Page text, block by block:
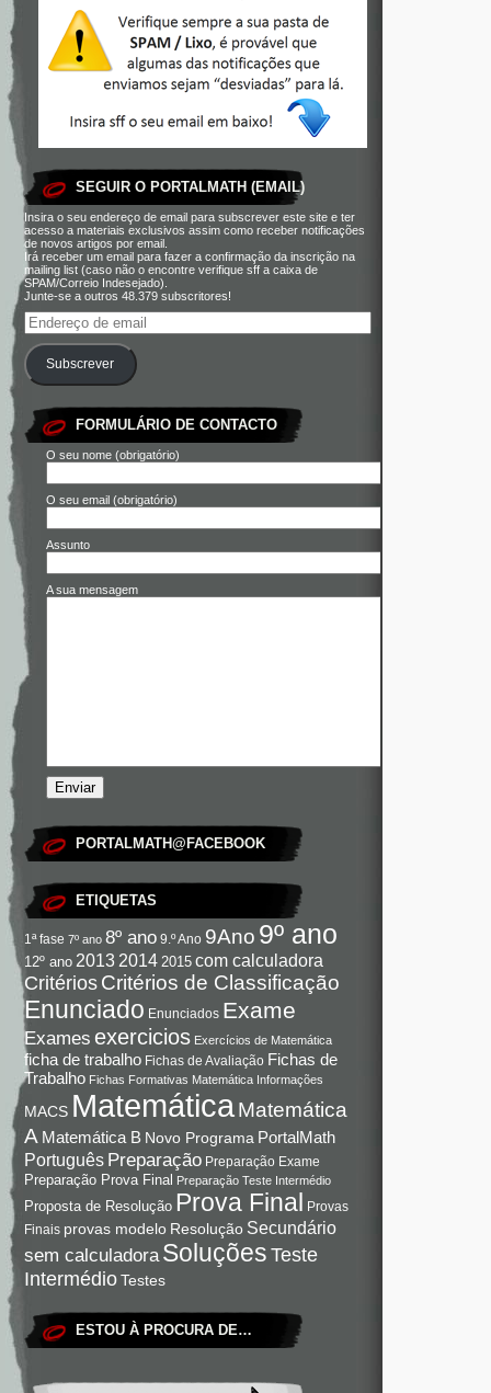
SEGUIR O PORTALMATH (EMAIL)
Insira o seu endereço de email para subscrever este site e ter
acesso a materiais exclusivos assim como receber notificações
de novos artigos por email.
Irá receber um email para fazer a confirmação da inscrição na
mailing list (caso não o encontre verifique sff a caixa de
SPAM/Correio Indesejado).
Junte-se a outros 48.379 subscritores!
Subscrever
FORMULÁRIO DE CONTACTO
O seu nome (obrigatório)
O seu email (obrigatório)
Assunto
A sua mensagem
PORTALMATH@FACEBOOK
ETIQUETAS
1ª fase 7º ano 8º ano 9.º Ano 9Ano 9º ano
12º ano 2013 2014 2015 com calculadora
Critérios Critérios de Classificação
Enunciado Enunciados Exame
Exames exercicios Exercícios de Matemática
ficha de trabalho Fichas de Avaliação Fichas de
Trabalho Fichas Formativas Matemática Informações
MACS Matemática Matemática
A Matemática B Novo Programa PortalMath
Português Preparação Preparação Exame
Preparação Prova Final Preparação Teste Intermédio
Proposta de Resolução Prova Final Provas
Finais provas modelo Resolução Secundário
sem calculadora Soluções Teste
IntermédioTestes
ESTOU À PROCURA DE…